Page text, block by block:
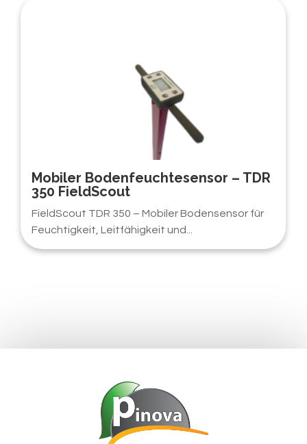
Mobiler Bodenfeuchtesensor – TDR
350 FieldScout
FieldScout TDR 350 – Mobiler Bodensensor für
Feuchtigkeit, Leitfähigkeit und...